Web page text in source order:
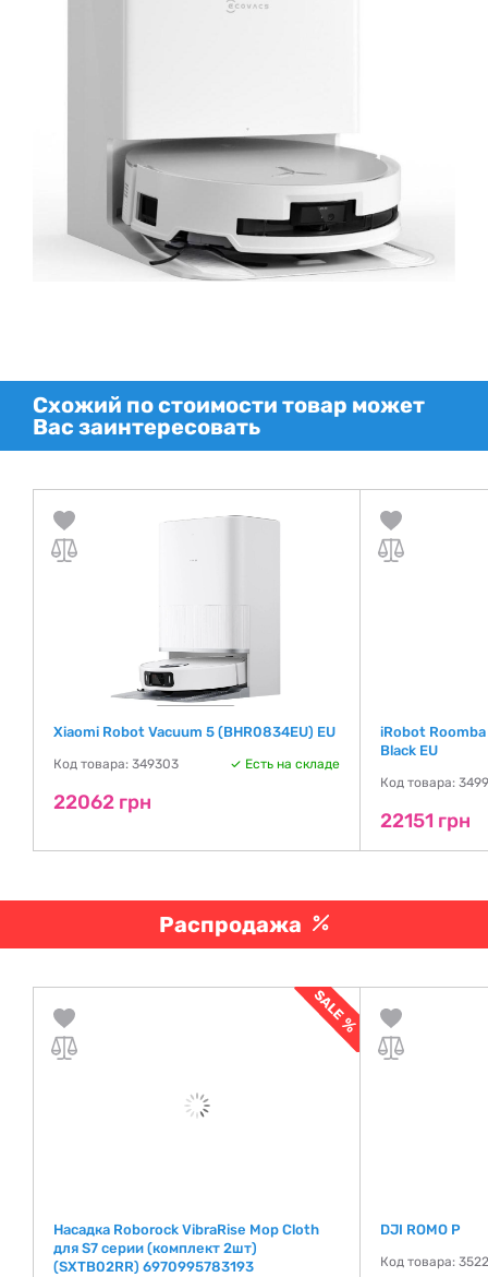
Схожий по стоимости товар может
Вас заинтересовать
Xiaomi Robot Vacuum 5 (BHR0834EU) EU
Код товара: 349303 Есть на складе
22062 грн
iRobot
Black EU
Код товара:
22151 грн
Распродажа
Насадка Roborock VibraRise Mop Cloth
для S7 серии (комплект 2шт)
(SXTB02RR) 6970995783193
DJI ROMO P
Код товара: